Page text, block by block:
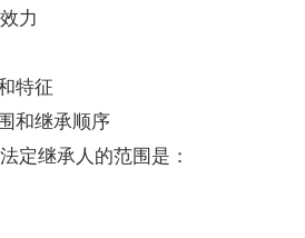
力
特征
和继承顺序
定继承人的范围是：